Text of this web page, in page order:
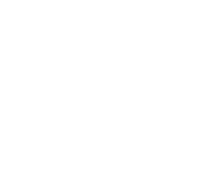
em Portugal
ULS do Algarve
e cirurgias
e cada profissional faz a diferença”
Insuficiência Cardíaca” da Bayer